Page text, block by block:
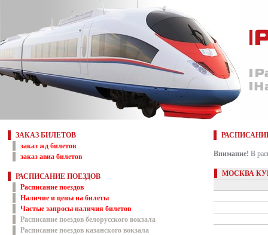
ЗАКАЗ БИЛЕТОВ
заказ жд билетов
заказ авиа билетов
РАСПИСАНИЕ ПОЕЗДОВ
Расписание поездов
Наличие и цены на билеты
Частые запросы наличия билетов
Расписание поездов белорусского вокзала
Расписание поездов казанского вокзала
Внимание! В
МОСКВА